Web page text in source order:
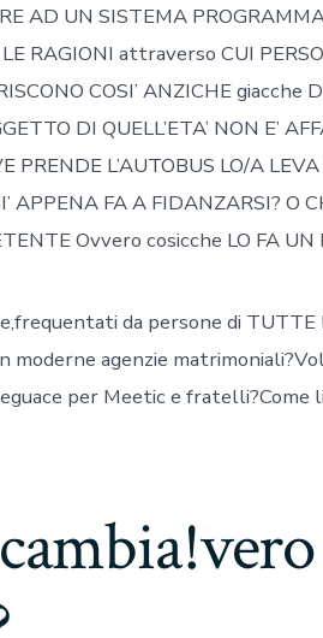
AD UN SISTEMA
RAGIONI attraverso CUI
COSI’ ANZICHE giacche
DI QUELL’ETA’ NON E’
PRENDE L’AUTOBUS LO/A
APPENA FA A FIDANZARSI? O
Ovvero cosicche LO FA UN
da persone di
moderne agenzie
per Meetic e fratelli?Come